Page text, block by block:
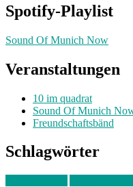
Spotify-Playlist
Sound Of Munich Now
Veranstaltungen
10 im quadrat
Sound Of Munich
Freundschaftsbänd
Schlagwörter